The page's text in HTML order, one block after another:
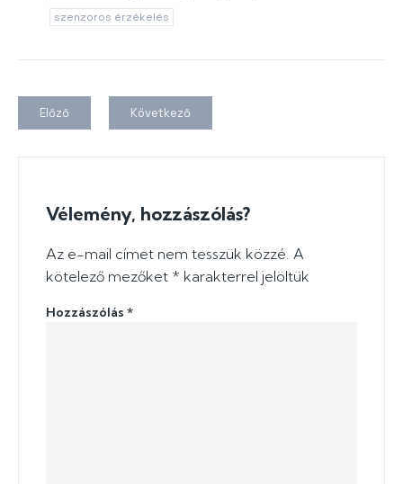
szenzoros érzékelés
Előző Következő
Vélemény, hozzászólás?
Az e-mail címet nem tesszük közzé. A
kötelező mezőket * karakterrel jelöltük
Hozzászólás *